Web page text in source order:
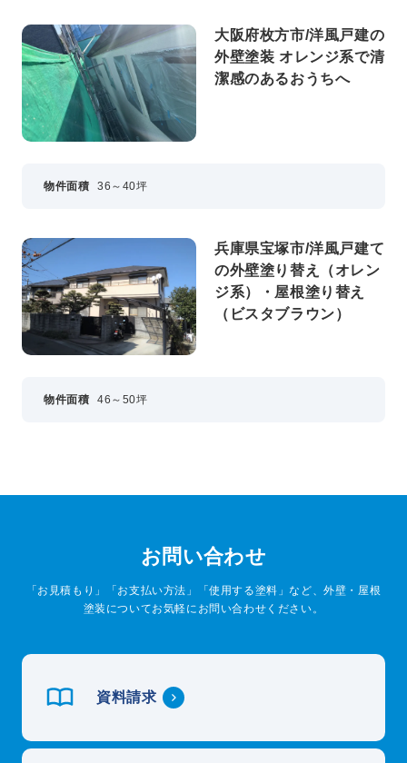
大阪府枚方市/洋風戸建の
外壁塗装 オレンジ系で清
潔感のあるおうちへ
物件面積 36～40坪
兵庫県宝塚市/洋風戸建て
の外壁塗り替え（オレン
ジ系）・屋根塗り替え
（ビスタブラウン）
物件面積 46～50坪
お問い合わせ
「お見積もり」「お支払い方法」「使用する塗料」など、外壁・屋根
塗装についてお気軽にお問い合わせください。
資料請求